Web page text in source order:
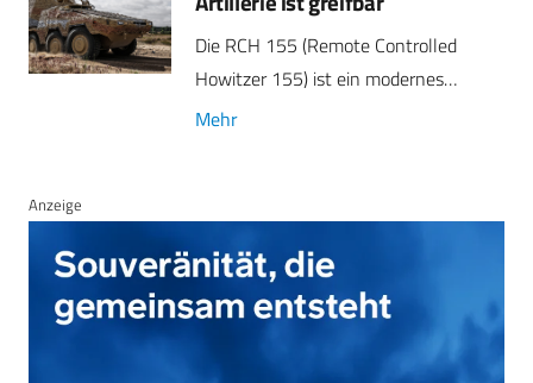
Die RCH 155 (Remote Controlled
Howitzer 155) ist ein modernes…
Mehr
Anzeige